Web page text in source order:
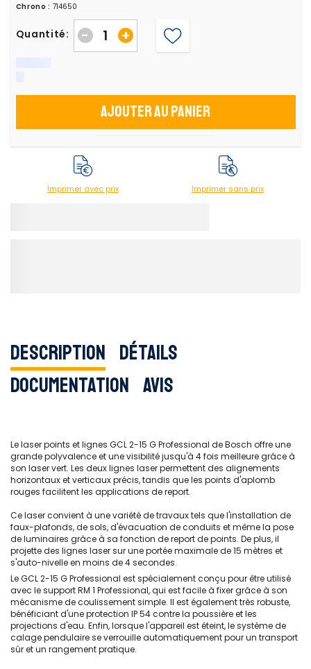
Chrono : 714650
Quantité: +
-
Ajouter au panier
Imprimer avec prix Imprimer sans prix
Description Détails
Documentation Avis
Le laser points et lignes GCL 2-15 G Professional de Bosch offre une
grande polyvalence et une visibilité jusqu'à 4 fois meilleure grâce à
son laser vert. Les deux lignes laser permettent des alignements
horizontaux et verticaux précis, tandis que les points d'aplomb
rouges facilitent les applications de report.
Ce laser convient à une variété de travaux tels que l'installation de
faux-plafonds, de sols, d'évacuation de conduits et même la pose
de luminaires grâce à sa fonction de report de points. De plus, il
projette des lignes laser sur une portée maximale de 15 mètres et
s'auto-nivelle en moins de 4 secondes.
Le GCL 2-15 G Professional est spécialement conçu pour être utilisé
avec le support RM 1 Professional, qui est facile à fixer grâce à son
mécanisme de coulissement simple. Il est également très robuste,
bénéficiant d'une protection IP 54 contre la poussière et les
projections d'eau. Enfin, lorsque l'appareil est éteint, le système de
calage pendulaire se verrouille automatiquement pour un transport
sûr et un rangement pratique.